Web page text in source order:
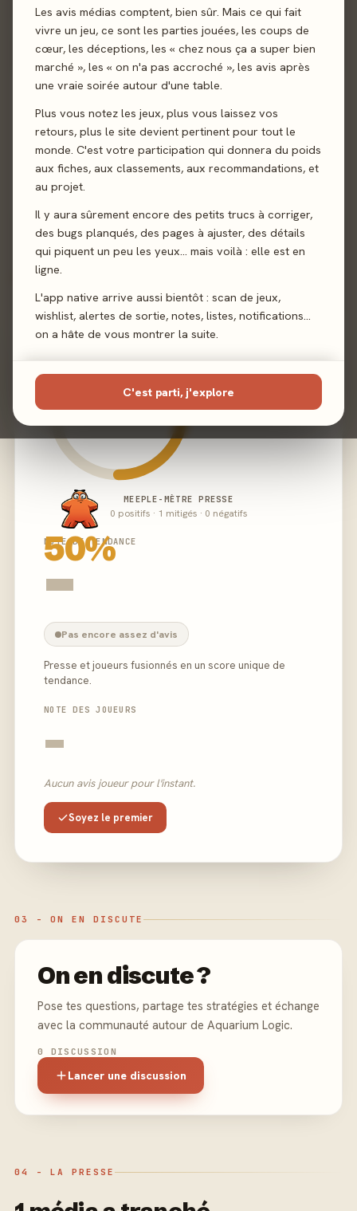
Les avis médias comptent, bien sûr. Mais ce qui fait
vivre un jeu, ce sont les parties jouées, les coups de
cœur, les déceptions, les « chez nous ça a super bien
marché », les « on n'a pas accroché », les avis après
une vraie soirée autour d'une table.
Plus vous notez les jeux, plus vous laissez vos
retours, plus le site devient pertinent pour tout le
monde. C'est votre participation qui donnera du poids
aux fiches, aux classements, aux recommandations, et
au projet.
Il y aura sûrement encore des petits trucs à corriger,
des bugs planqués, des pages à ajuster, des détails
qui piquent un peu les yeux… mais voilà : elle est en
ligne.
L'app native arrive aussi bientôt : scan de jeux,
wishlist, alertes de sortie, notes, listes, notifications…
on a hâte de vous montrer la suite.
C'est parti, j'explore
Solo Logique
Sortie
Illustration Philip Giordano
02 - LE VERDICT
50%
MEEPLE-MÈTRE PRESSE
0 positifs · 1 mitigés · 0 négatifs
NOTE DE TENDANCE
-
Pas encore assez d'avis
Presse et joueurs fusionnés en un score unique de
tendance.
NOTE DES JOUEURS
-
Aucun avis joueur pour l'instant.
Soyez le premier
03 - ON EN DISCUTE
On en discute ?
Pose tes questions, partage tes stratégies et échange
avec la communauté autour de Aquarium Logic.
0 DISCUSSION
Lancer une discussion
04 - LA PRESSE